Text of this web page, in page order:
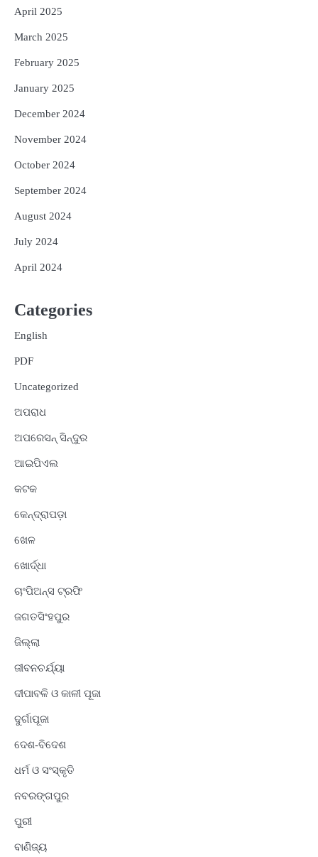
April 2025
March 2025
February 2025
January 2025
December 2024
November 2024
October 2024
September 2024
August 2024
July 2024
April 2024
Categories
English
PDF
Uncategorized
ଅପରାଧ
ଅପରେସନ୍ ସିନ୍ଦୁର
ଆଇପିଏଲ
କଟକ
କେନ୍ଦ୍ରାପଡ଼ା
ଖେଳ
ଖୋର୍ଦ୍ଧା
ଚାଂପିଅନ୍ସ ଟ୍ରଫି
ଜଗତସିଂହପୁର
ଜିଲ୍ଲା
ଜୀବନଚର୍ଯ୍ୟା
ଦୀପାବଳି ଓ କାଳୀ ପୂଜା
ଦୁର୍ଗାପୂଜା
ଦେଶ-ବିଦେଶ
ଧର୍ମ ଓ ସଂସ୍କୃତି
ନବରଙ୍ଗପୁର
ପୁରୀ
ବାଣିଜ୍ୟ